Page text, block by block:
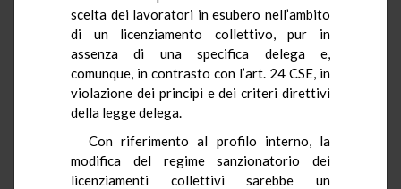
scelta dei lavoratori in esubero nell’ambito
di un licenziamento collettivo, pur in
assenza di una specifica delega e,
comunque, in contrasto con l’art. 24 CSE, in
violazione dei principi e dei criteri direttivi
della legge delega.
Con riferimento al profilo interno, la
modifica del regime sanzionatorio dei
licenziamenti collettivi sarebbe un